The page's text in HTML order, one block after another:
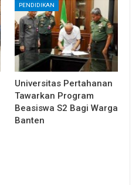
PENDIDIKAN
Universitas Pertahanan
Tawarkan Program
Beasiswa S2 Bagi Warga
Banten